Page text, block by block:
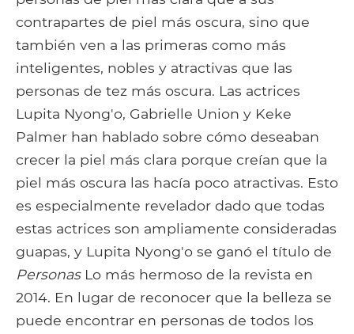
contrapartes de piel más oscura, sino que
también ven a las primeras como más
inteligentes, nobles y atractivas que las
personas de tez más oscura. Las actrices
Lupita Nyong'o, Gabrielle Union y Keke
Palmer han hablado sobre cómo deseaban
crecer la piel más clara porque creían que la
piel más oscura las hacía poco atractivas. Esto
es especialmente revelador dado que todas
estas actrices son ampliamente consideradas
guapas, y Lupita Nyong'o se ganó el título de
PersonasLo más hermoso de la revista en
2014. En lugar de reconocer que la belleza se
puede encontrar en personas de todos los